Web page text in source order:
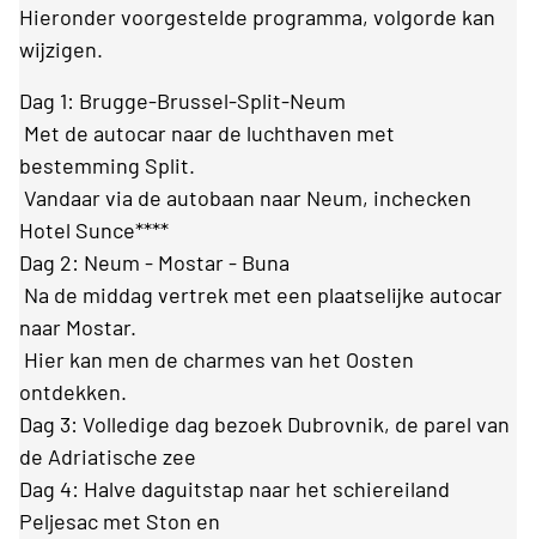
Hieronder voorgestelde programma, volgorde kan
wijzigen.
Dag 1: Brugge-Brussel-Split-Neum
Met de autocar naar de luchthaven met
bestemming Split.
Vandaar via de autobaan naar Neum, inchecken
Hotel Sunce****
Dag 2: Neum - Mostar - Buna
Na de middag vertrek met een plaatselijke autocar
naar Mostar.
Hier kan men de charmes van het Oosten
ontdekken.
Dag 3: Volledige dag bezoek Dubrovnik, de parel van
de Adriatische zee
Dag 4: Halve daguitstap naar het schiereiland
Peljesac met Ston en